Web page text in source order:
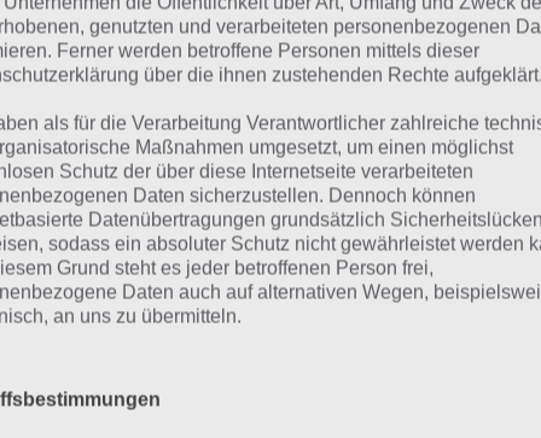
die Smartphones in drei Gruppen unterteilt: Günstige
Euro, gute Mittelklasse Smartphones bis 550 Euro und
Wer nicht ganz so auf den Preis achten muss, raten
weil man davon auch mehrere Jahre was hat
kaputt macht ;) ). Top-Modelle machen meist nur für
die auf eine sehr gute Kamera wert legen,
und der Leistung die Einsteigermodlele und
als Weihnachtsgeschenk sich eignen.
Hast du Fragen oder bist dir bei
Fragen unten in den
genutzten und verarbeiteten personenbezogenen
Ferner werden betroffene Personen mittels dieser
über die ihnen zustehenden Rechte aufgeklärt.
als für die Verarbeitung Verantwortlicher zahlreiche
Maßnahmen umgesetzt, um einen möglichst
Schutz der über diese Internetseite verarbeiteten
Daten sicherzustellen. Dennoch können
Datenübertragungen grundsätzlich Sicherheitslücken
sodass ein absoluter Schutz nicht gewährleistet werden
Grund steht es jeder betroffenen Person frei,
Daten auch auf alternativen Wegen,
an uns zu übermitteln.